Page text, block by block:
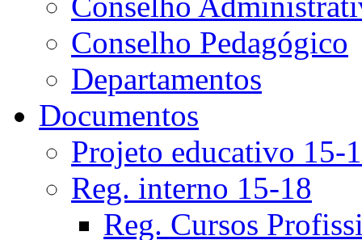
Conselho Pedagógico
Departamentos
Documentos
Projeto educativo 15-
Reg. interno 15-18
Reg. Cursos